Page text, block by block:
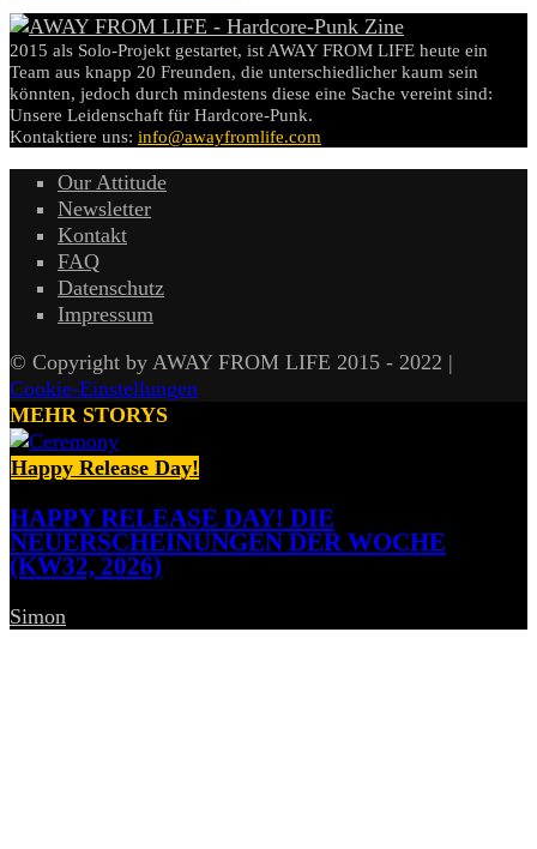
2015 als Solo-Projekt gestartet, ist AWAY FROM LIFE heute ein
Team aus knapp 20 Freunden, die unterschiedlicher kaum sein
könnten, jedoch durch mindestens diese eine Sache vereint sind:
Unsere Leidenschaft für Hardcore-Punk.
Kontaktiere uns: info@awayfromlife.com
Our Attitude
Newsletter
Kontakt
FAQ
Datenschutz
Impressum
© Copyright by AWAY FROM LIFE 2015 - 2022 |
Cookie-Einstellungen
MEHR STORYS
Happy Release Day!
HAPPY RELEASE DAY! DIE
NEUERSCHEINUNGEN DER WOCHE
(KW32, 2026)
Simon